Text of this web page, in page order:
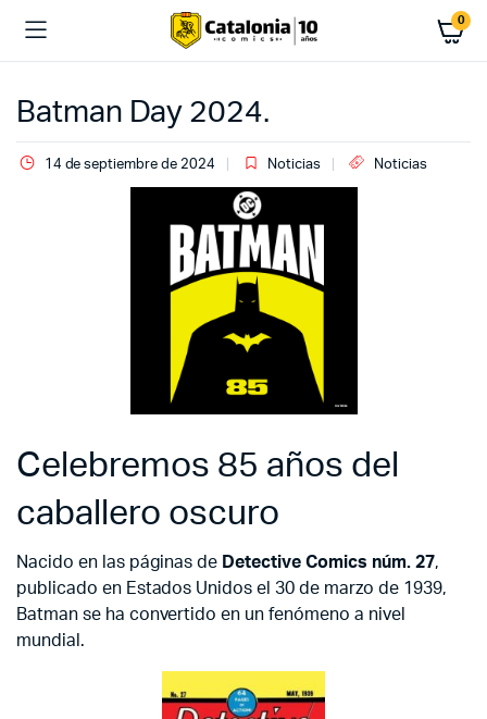
0
Batman Day 2024.
14 de septiembre de 2024 Noticias Noticias
Celebremos 85 años del
caballero oscuro
Nacido en las páginas de Detective Comics núm. 27,
publicado en Estados Unidos el 30 de marzo de 1939,
Batman se ha convertido en un fenómeno a nivel
mundial.